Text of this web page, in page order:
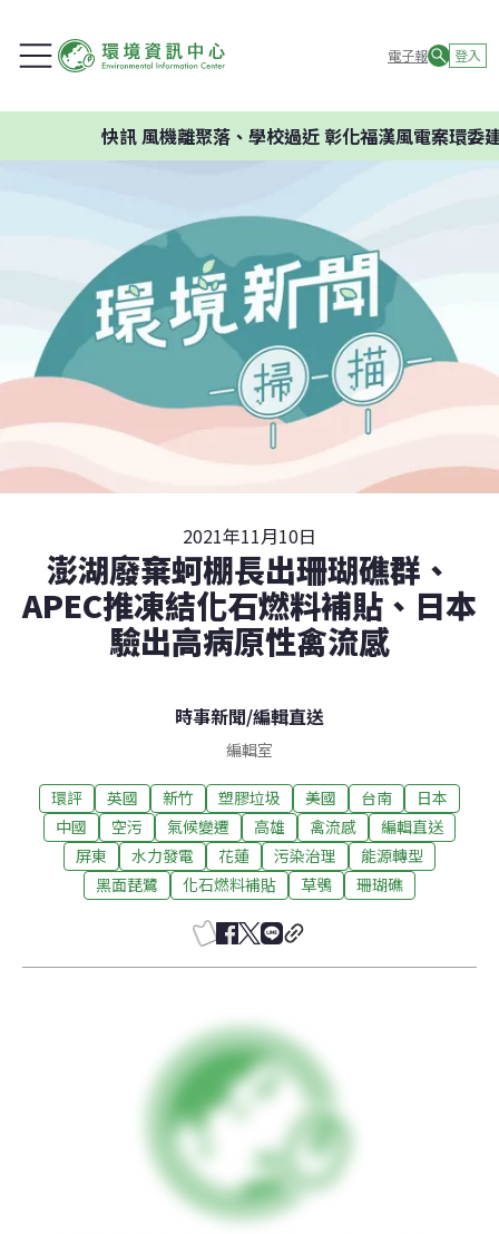
電子報 登入
風機離聚落、學校過近 彰化福漢風電案環委建議不
2021年11月10日
澎湖廢棄蚵棚長出珊瑚礁群、
APEC推凍結化石燃料補貼、日本
驗出高病原性禽流感
時事新聞/編輯直送
編輯室
環評 英國 新竹 塑膠垃圾 美國 台南
日本
中國
空污 氣候變遷 高雄 禽流感
編輯直送
屏東
水力發電 花蓮 污染治理
能源轉型
黑面琵鷺
化石燃料補貼 草鴞 珊瑚礁